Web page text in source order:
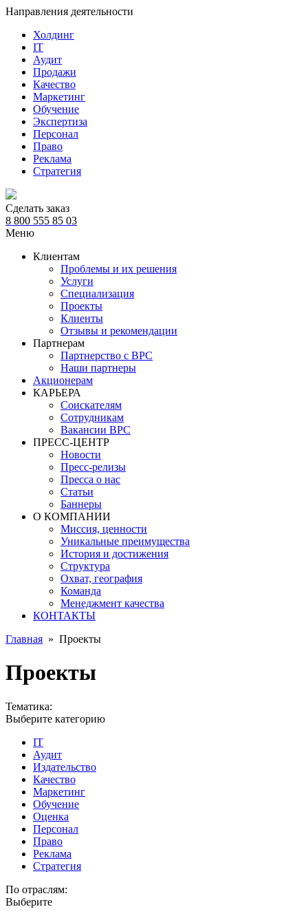
Направления деятельности
Холдинг
IT
Аудит
Продажи
Качество
Маркетинг
Обучение
Экспертиза
Персонал
Право
Реклама
Стратегия
Сделать заказ
8 800 555 85 03
Меню
Клиентам
Проблемы и их решения
Услуги
Специализация
Проекты
Клиенты
Отзывы и рекомендации
Партнерам
Партнерство с BPC
Наши партнеры
Акционерам
КАРЬЕРА
Соискателям
Сотрудникам
Вакансии BPC
ПРЕСС-ЦЕНТР
Новости
Пресс-релизы
Пресса о нас
Статьи
Баннеры
О КОМПАНИИ
Миссия, ценности
Уникальные преимущества
История и достижения
Структура
Охват, география
Команда
Менеджмент качества
КОНТАКТЫ
Главная » Проекты
Проекты
Тематика:
Выберите категорию
IT
Аудит
Издательство
Качество
Маркетинг
Обучение
Оценка
Персонал
Право
Реклама
Стратегия
По отраслям:
Выберите